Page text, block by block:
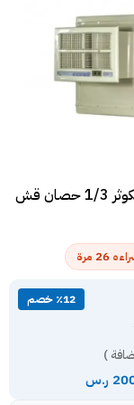
مكيف صحراوي الكوثر 1/3 حصان قش
26 مرة
٪12 خصم
)